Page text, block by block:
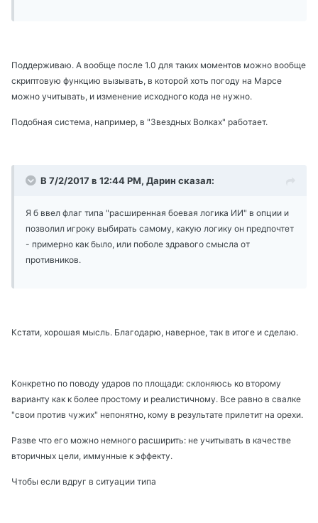
Поддерживаю. А вообще после 1.0 для таких моментов можно вообще
скриптовую функцию вызывать, в которой хоть погоду на Марсе
можно учитывать, и изменение исходного кода не нужно.
Подобная система, например, в "Звездных Волках" работает.
В 7/2/2017 в 12:44 PM, Дарин сказал:
Я б ввел флаг типа "расширенная боевая логика ИИ" в опции и
позволил игроку выбирать самому, какую логику он предпочтет
- примерно как было, или поболе здравого смысла от
противников.
Кстати, хорошая мысль. Благодарю, наверное, так в итоге и сделаю.
Конкретно по поводу ударов по площади: склоняюсь ко второму
варианту как к более простому и реалистичному. Все равно в свалке
"свои против чужих" непонятно, кому в результате прилетит на орехи.
Разве что его можно немного расширить: не учитывать в качестве
вторичных цели, иммунные к эффекту.
Чтобы если вдруг в ситуации типа